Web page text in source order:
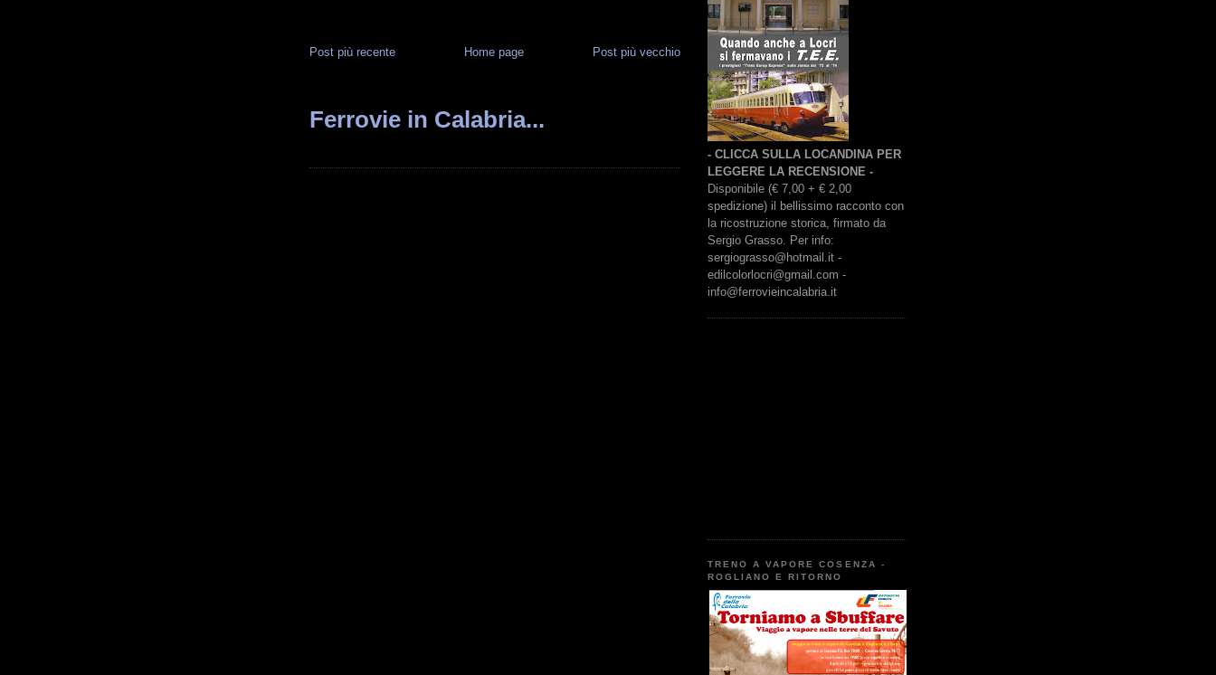
Post più recente Post più vecchio
Home page
Ferrovie in Calabria...
- CLICCA SULLA LOCANDINA PER
LEGGERE LA RECENSIONE -
Disponibile (€ 7,00 + € 2,00
spedizione) il bellissimo racconto con
la ricostruzione storica, firmato da
Sergio Grasso. Per info:
sergiograsso@hotmail.it -
edilcolorlocri@gmail.com -
info@ferrovieincalabria.it
TRENO A VAPORE COSENZA -
ROGLIANO E RITORNO